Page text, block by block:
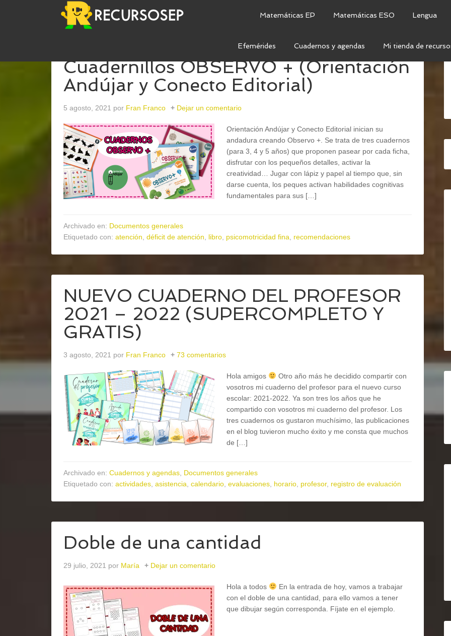
Matemáticas EP Matemáticas ESO Lengua
Efemérides Cuadernos y agendas Mi tienda de
Cuadernillos OBSERVO + (Orientación
Andújar y Conecto Editorial)
5 agosto, 2021 por Fran Franco Dejar un comentario
Orientación Andújar y Conecto Editorial inician su
andadura creando Observo +. Se trata de tres cuadernos
(para 3, 4 y 5 años) que proponen pasear por cada ficha,
disfrutar con los pequeños detalles, activar la
creatividad… Jugar con lápiz y papel al tiempo que, sin
darse cuenta, los peques activan habilidades cognitivas
fundamentales para sus […]
Archivado en: Documentos generales
Etiquetado con: atención déficit de atención libro psicomotricidad fina recomendaciones
NUEVO CUADERNO DEL PROFESOR
2021 – 2022 (SUPERCOMPLETO Y
GRATIS)
3 agosto, 2021 por Fran Franco 73 comentarios
Hola amigos
Otro año más he decidido compartir con
vosotros mi cuaderno del profesor para el nuevo curso
escolar: 2021-2022. Ya son tres los años que he
compartido con vosotros mi cuaderno del profesor. Los
tres cuadernos os gustaron muchísimo, las publicaciones
en el blog tuvieron mucho éxito y me consta que muchos
de […]
Archivado en: Cuadernos y agendas Documentos generales
Etiquetado con: actividades asistencia calendario evaluaciones horario profesor, registro de evaluación
Doble de una cantidad
29 julio, 2021 por María Dejar un comentario
Hola a todos
En la entrada de hoy, vamos a trabajar
con el doble de una cantidad, para ello vamos a tener
que dibujar según corresponda. Fíjate en el ejemplo.